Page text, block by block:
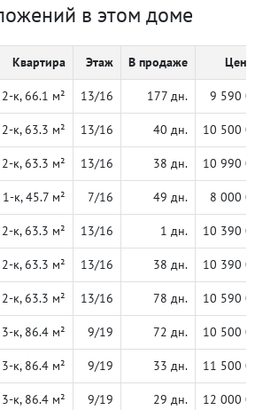
в этом доме
Квартира Этаж В продаже
2-к, 66.1 м² 13/16 177 дн. 9 590
2-к, 63.3 м² 13/16 40 дн. 10 500
2-к, 63.3 м² 13/16 38 дн. 10 990
1-к, 45.7 м² 7/16 49 дн. 8 000
2-к, 63.3 м² 13/16 1 дн. 10 390
2-к, 63.3 м² 13/16 38 дн. 10 390
2-к, 63.3 м² 13/16 78 дн. 10 590
3-к, 86.4 м² 9/19 72 дн. 10 500
3-к, 86.4 м² 9/19 33 дн. 11 500
3-к, 86.4 м² 9/19 29 дн. 12 000